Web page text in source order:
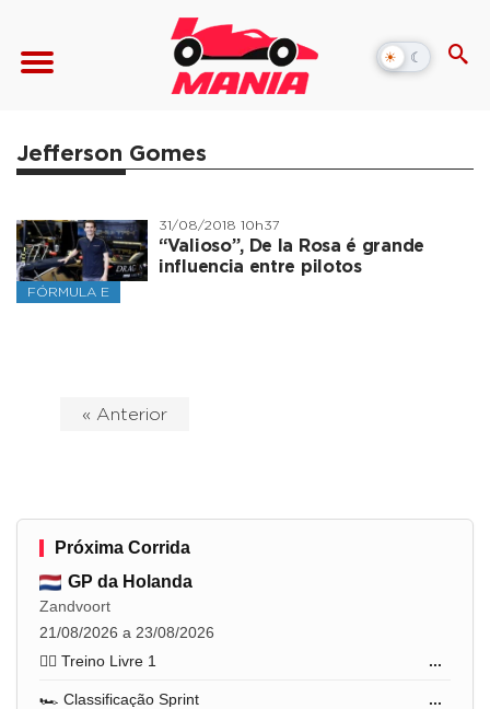
☀ ☾
Alternar
modo
Jefferson Gomes
FÓRMULA E
31/08/2018 10h37
“Valioso”, De la Rosa é grande
influencia entre pilotos
« Anterior
Próxima Corrida
GP da Holanda
Zandvoort
21/08/2026 a 23/08/2026
🏋️‍♂️ Treino Livre 1
...
🏎️ Classificação Sprint ...